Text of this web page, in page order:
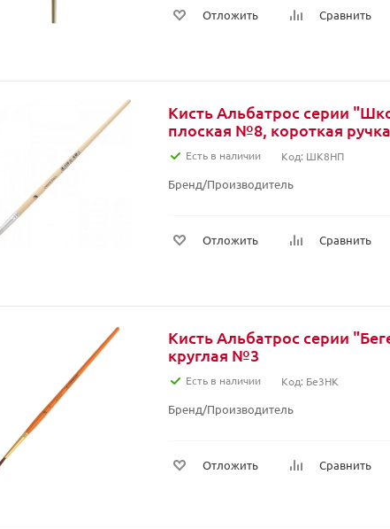
Отложить Сравнить
Кисть Альбатрос серии
плоская №8, короткая ручка
Есть в наличии Код: ШК8НП
Бренд/Производитель
Отложить Сравнить
Кисть Альбатрос серии
круглая №3
Есть в наличии Код: Бе3НК
Бренд/Производитель
Отложить Сравнить